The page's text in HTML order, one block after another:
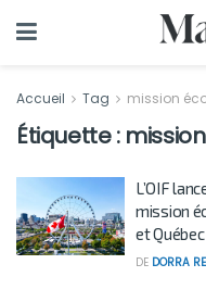
Accueil Tag mission
Étiquette :
L’OIF
mission
et Québec
DE DORRA